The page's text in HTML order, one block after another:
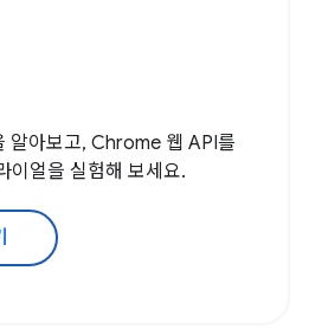
알아보고, Chrome 웹 API를
이얼을 실험해 보세요.